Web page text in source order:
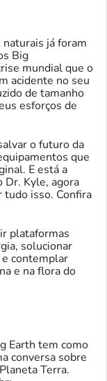
já foram
Big
mundial que o
acidente no seu
de tamanho
esforços de
o futuro da
que
E está a
Dr. Kyle, agora
isso. Confira
plataformas
solucionar
contemplar
e na flora do
Earth tem como
conversa sobre
Terra.